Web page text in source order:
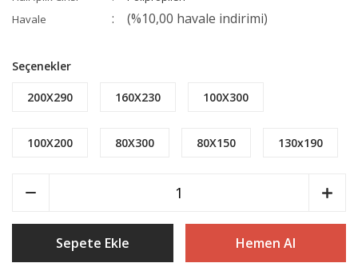
Havale
(%10,00 havale indirimi)
Seçenekler
200X290 160X230 100X300
100X200 80X300 80X150 130x190
Sepete Ekle Hemen Al